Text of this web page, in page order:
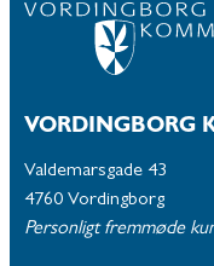
VORDINGBORG
Valdemarsgade 43
4760 Vordingborg
Personligt fremmøde